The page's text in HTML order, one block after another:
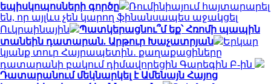
եպիսկոպոսների գործը
Ռումինիայում հայտարարել
են, որ այլևս չեն կարող ֆինանսապես աջակցել
Ուկրաինային
Պատկերացնու՞մ եք՝ Հռոմի պապին
տանեին դատարան. Արթուր Խաչատրյան
Երկար
կյանք տուր Հայրապետին․ քաղաքացիները
դատարանի բակում դիմավորեցին Գարեգին Բ-ին
Դատարանում մեկնարկել է Ամենայն Հայոց